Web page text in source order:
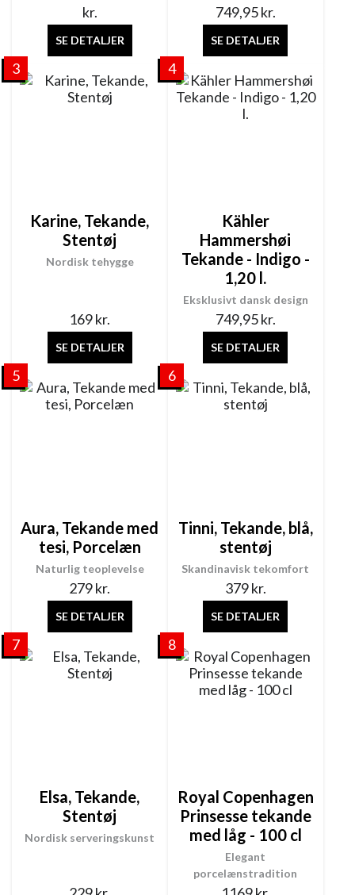
kr.
SE DETALJER
749,95kr.
SE DETALJER
3
Nordisk tehygge
Karine, Tekande,
Stentøj
169kr.
SE DETALJER
4
Eksklusivt dansk design
Kähler
Hammershøi
Tekande - Indigo -
1,20 l.
749,95kr.
SE DETALJER
5
Naturlig teoplevelse
Aura, Tekande med
tesi, Porcelæn
279kr.
SE DETALJER
6
Skandinavisk tekomfort
Tinni, Tekande, blå,
stentøj
379kr.
SE DETALJER
7
Nordisk serveringskunst
Elsa, Tekande,
Stentøj
8
Elegant
porcelænstradition
Royal Copenhagen
Prinsesse tekande
med låg - 100 cl